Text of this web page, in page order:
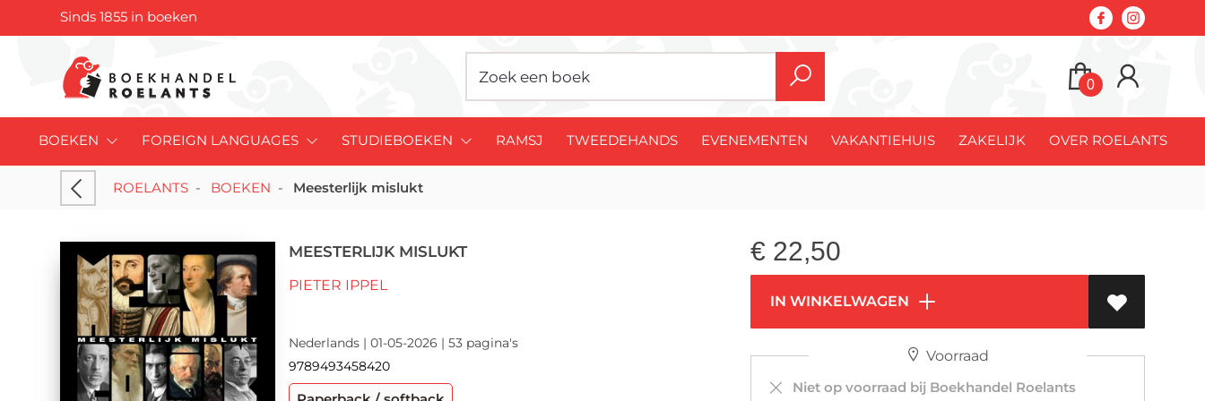
Sinds 1855 in boeken
0
BOEKEN FOREIGN LANGUAGES STUDIEBOEKEN RAMSJ TWEEDEHANDS EVENEMENTEN VAKANTIEHUIS ZAKELIJK OVER ROELANTS
ROELANTS - BOEKEN - Meesterlijk mislukt
MEESTERLIJK MISLUKT
PIETER IPPEL
Nederlands | 01-05-2026 | 53 pagina's
9789493458420
€ 22,50
IN WINKELWAGEN
Voorraad
Niet op voorraad bij Boekhandel Roelants